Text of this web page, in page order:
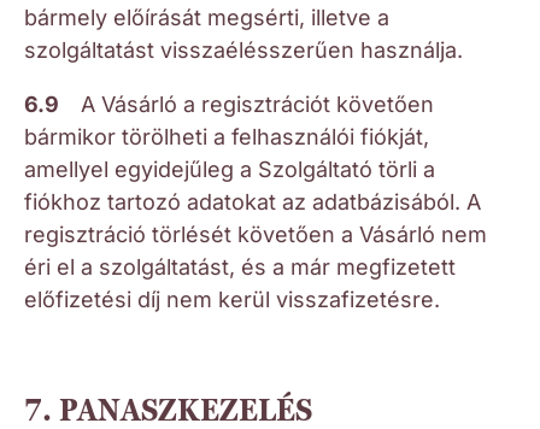
bármely előírását megsérti, illetve a
szolgáltatást visszaélésszerűen használja.
6.9 A Vásárló a regisztrációt követően
bármikor törölheti a felhasználói fiókját,
amellyel egyidejűleg a Szolgáltató törli a
fiókhoz tartozó adatokat az adatbázisából. A
regisztráció törlését követően a Vásárló nem
éri el a szolgáltatást, és a már megfizetett
előfizetési díj nem kerül visszafizetésre.
7. PANASZKEZELÉS